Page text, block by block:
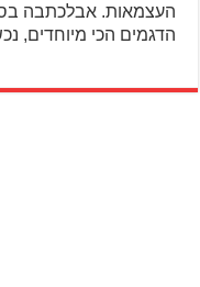
העצמאות. אבלכתבה
הדגמים הכי מיוחדים,